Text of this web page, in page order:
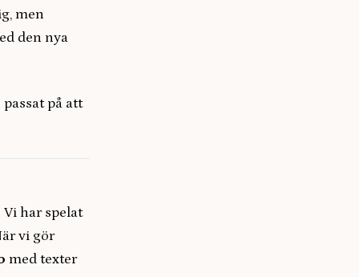
men
den nya
på att
har spelat
vi gör
med texter